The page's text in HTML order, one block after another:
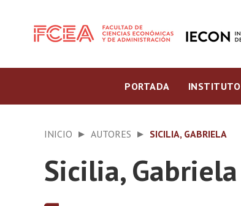
PORTADA INSTITUTO
INICIO AUTORES SICILIA, GABRIELA
Sicilia, Gabriela